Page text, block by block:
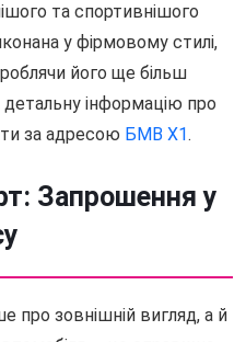
та спортивнішого
у фірмовому стилі,
його ще більш
інформацію про
за адресою БМВ Х1.
Запрошення у
про зовнішній вигляд, а й